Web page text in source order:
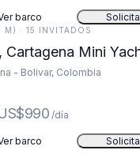
barco
M) · 15 INVITADOS
Cartagena Mini
- Bolivar, Colombia
/día
barco